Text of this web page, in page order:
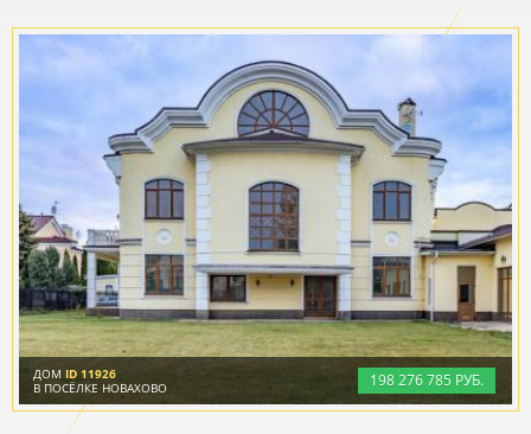
198276785 РУБ.
ДОМ ID 11926
В ПОСЁЛКЕ НОВАХОВО